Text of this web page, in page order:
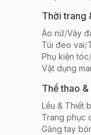
Thời trang
Áo nữ/Váy
Túi đeo vai/
Phụ kiện tóc/
Vật dụng
Thể thao
Lều & Thiết
Trang phục
Găng tay